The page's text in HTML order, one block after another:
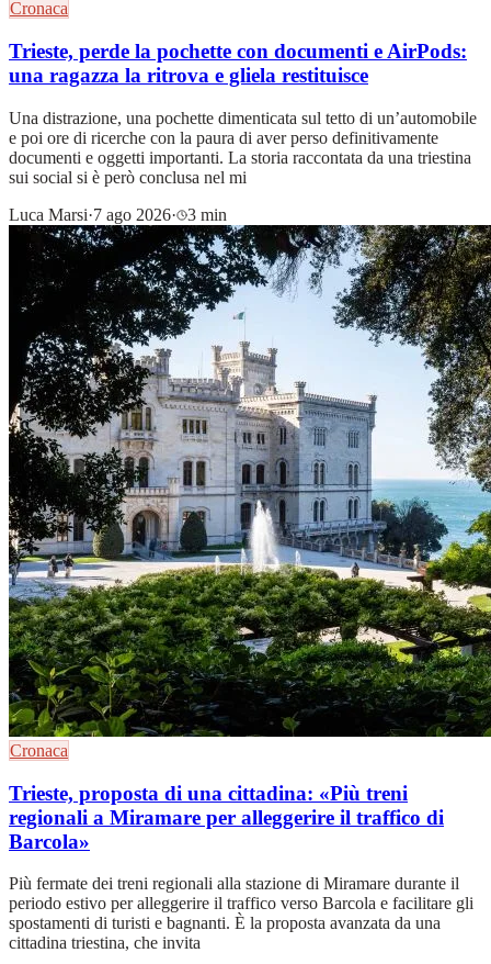
Cronaca
Trieste, perde la pochette con documenti e AirPods:
una ragazza la ritrova e gliela restituisce
Una distrazione, una pochette dimenticata sul tetto di un’automobile
e poi ore di ricerche con la paura di aver perso definitivamente
documenti e oggetti importanti. La storia raccontata da una triestina
sui social si è però conclusa nel mi
Luca Marsi·7 ago 2026· 3 min
Cronaca
Trieste, proposta di una cittadina: «Più treni
regionali a Miramare per alleggerire il traffico di
Barcola»
Più fermate dei treni regionali alla stazione di Miramare durante il
periodo estivo per alleggerire il traffico verso Barcola e facilitare gli
spostamenti di turisti e bagnanti. È la proposta avanzata da una
cittadina triestina, che invita